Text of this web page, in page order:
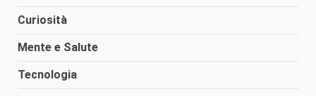
Curiosità
Mente e Salute
Tecnologia